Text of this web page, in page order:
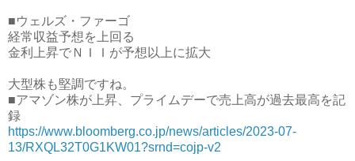
■ウェルズ・ファーゴ
経常収益予想を上回る
金利上昇でＮＩＩが予想以上に拡大
大型株も堅調ですね。
■アマゾン株が上昇、プライムデーで売上高が過去最高を記
録
https://www.bloomberg.co.jp/news/articles/2023-07-
13/RXQL32T0G1KW01?srnd=cojp-v2